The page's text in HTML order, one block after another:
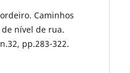
Caminhos
nível de rua.
pp.283-322.